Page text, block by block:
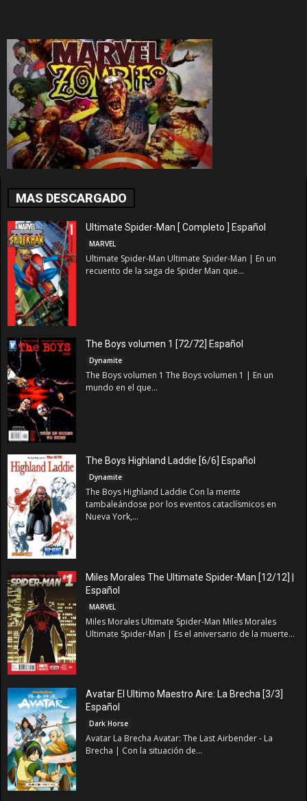
MAS DESCARGADO
Ultimate Spider-Man [ Completo ] Español
MARVEL
Ultimate Spider-Man Ultimate Spider-Man | En un
recuento de la saga de Spider Man que...
The Boys volumen 1 [72/72] Español
Dynamite
The Boys volumen 1 The Boys volumen 1 | En un
mundo en el que...
The Boys Highland Laddie [6/6] Español
Dynamite
The Boys Highland Laddie Con la mente
tambaleándose por los eventos cataclísmicos en
Nueva York,...
Miles Morales The Ultimate Spider-Man [12/12] |
Español
MARVEL
Miles Morales Ultimate Spider-Man Miles Morales
Ultimate Spider-Man | Es el aniversario de la muerte...
Avatar El Ultimo Maestro Aire: La Brecha [3/3]
Español
Dark Horse
Avatar La Brecha Avatar: The Last Airbender - La
Brecha | Con la situación de...